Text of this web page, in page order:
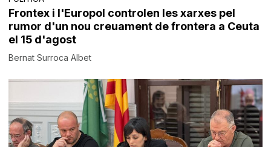
Frontex i l'Europol controlen les xarxes pel
rumor d'un nou creuament de frontera a Ceuta
el 15 d'agost
Bernat Surroca Albet